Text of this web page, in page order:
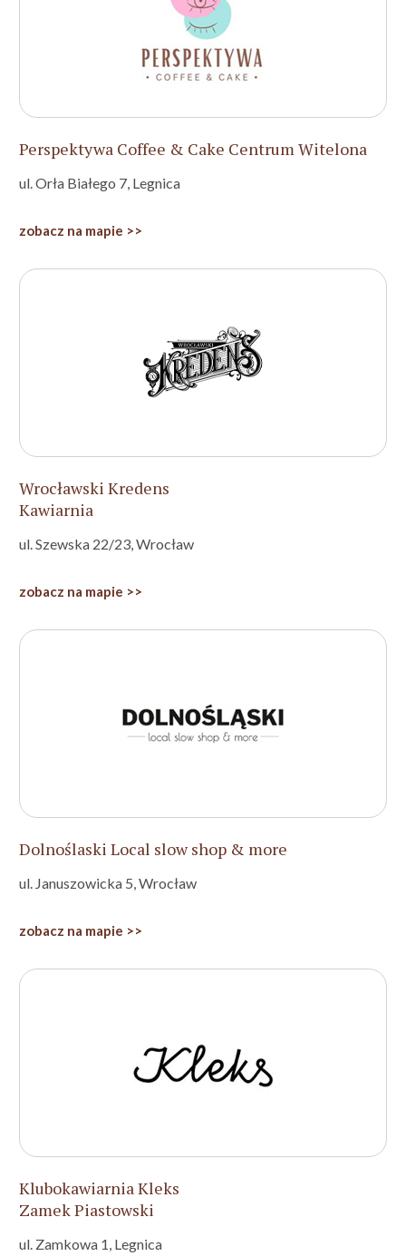
Perspektywa Coffee & Cake Centrum Witelona
ul. Orła Białego 7, Legnica
zobacz na mapie >>
Wrocławski Kredens
Kawiarnia
ul. Szewska 22/23, Wrocław
zobacz na mapie >>
Dolnoślaski Local slow shop & more
ul. Januszowicka 5, Wrocław
zobacz na mapie >>
Klubokawiarnia Kleks
Zamek Piastowski
ul. Zamkowa 1, Legnica